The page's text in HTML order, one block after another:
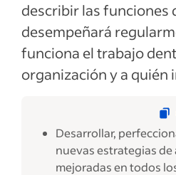
describir las funciones
desempeñará
funciona el trabajo
organización y a quién
Desarrollar,
nuevas estrategias
mejoradas en todos